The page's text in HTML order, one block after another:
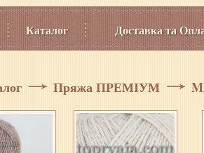
Каталог Доставка та
Пряжа ПРЕМІУМ